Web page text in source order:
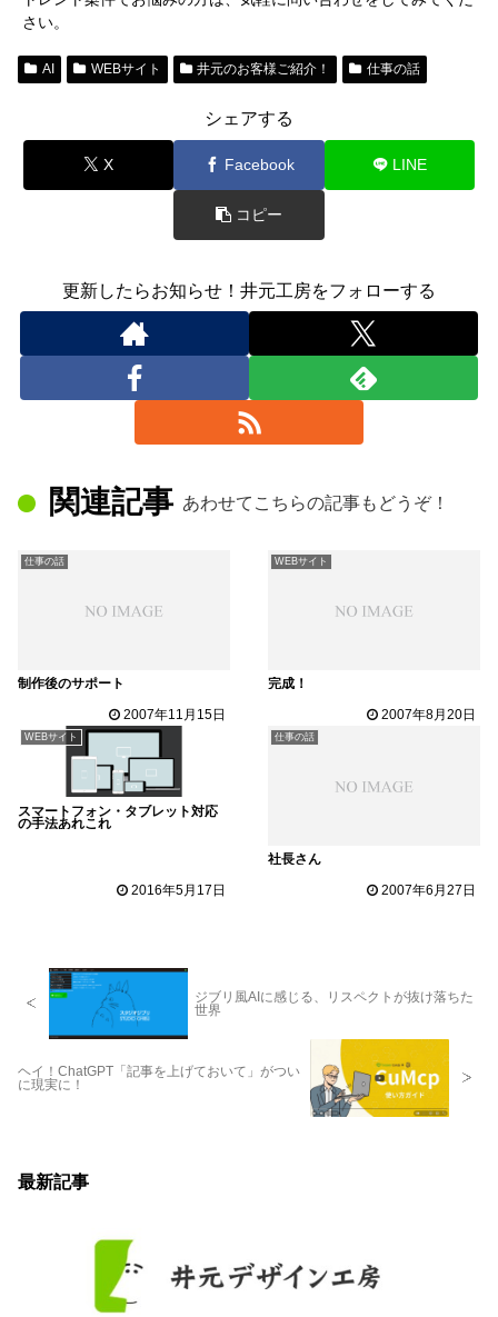
さい。
AI WEBサイト 井元のお客様ご紹介！ 仕事の話
シェアする
X Facebook LINE
コピー
更新したらお知らせ！井元工房をフォローする
関連記事 あわせてこちらの記事もどうぞ！
仕事の話
制作後のサポート
2007年11月15日
WEBサイト
完成！
2007年8月20日
WEBサイト
スマートフォン・タブレット対応
の手法あれこれ
2016年5月17日
仕事の話
社長さん
2007年6月27日
ジブリ風AIに感じる、リスペクトが抜け落ちた
世界
ヘイ！ChatGPT「記事を上げておいて」がつい
に現実に！
最新記事